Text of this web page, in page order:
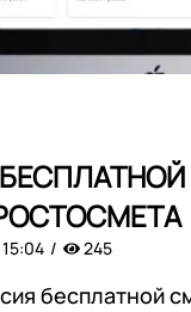
15:04 245
бесплатной